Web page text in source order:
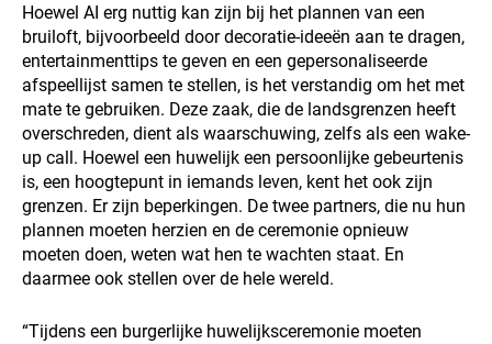
Hoewel AI erg nuttig kan zijn bij het plannen van een
bruiloft, bijvoorbeeld door decoratie-ideeën aan te dragen,
entertainmenttips te geven en een gepersonaliseerde
afspeellijst samen te stellen, is het verstandig om het met
mate te gebruiken. Deze zaak, die de landsgrenzen heeft
overschreden, dient als waarschuwing, zelfs als een wake-
up call. Hoewel een huwelijk een persoonlijke gebeurtenis
is, een hoogtepunt in iemands leven, kent het ook zijn
grenzen. Er zijn beperkingen. De twee partners, die nu hun
plannen moeten herzien en de ceremonie opnieuw
moeten doen, weten wat hen te wachten staat. En
daarmee ook stellen over de hele wereld.
“Tijdens een burgerlijke huwelijksceremonie moeten